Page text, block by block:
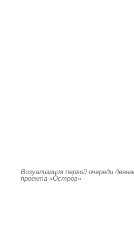
Визуализация первой очереди
проекта «Остров»